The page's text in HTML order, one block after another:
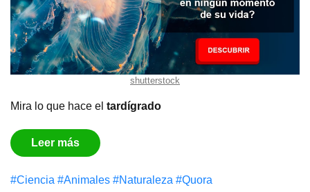
shutterstock
Mira lo que hace el tardígrado
Leer más
#Сiencia #Animales #Naturaleza #Quora